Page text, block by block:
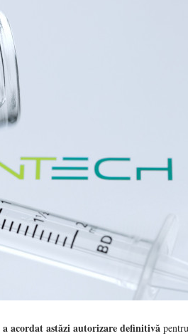
aacordat astăzi autorizare definitivă pentru